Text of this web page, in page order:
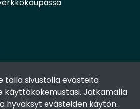
tällä sivustolla evästeitä
käyttökokemustasi. Jatkamalla
hyväksyt evästeiden käytön.
mediassa